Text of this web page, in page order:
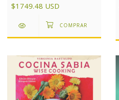
$1749.48 USD